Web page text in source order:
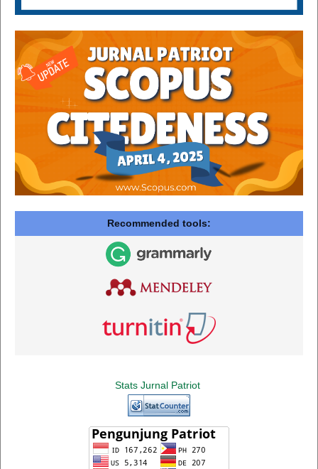
Recommended tools:
Stats Jurnal Patriot